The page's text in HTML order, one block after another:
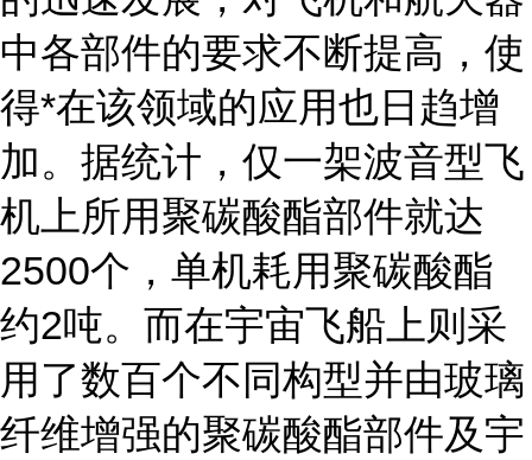
中各部件的要求不断提高，使
得*在该领域的应用也日趋增
加。据统计，仅一架波音型飞
机上所用聚碳酸酯部件就达
2500个，单机耗用聚碳酸酯
约2吨。而在宇宙飞船上则采
用了数百个不同构型并由玻璃
纤维增强的聚碳酸酯部件及宇